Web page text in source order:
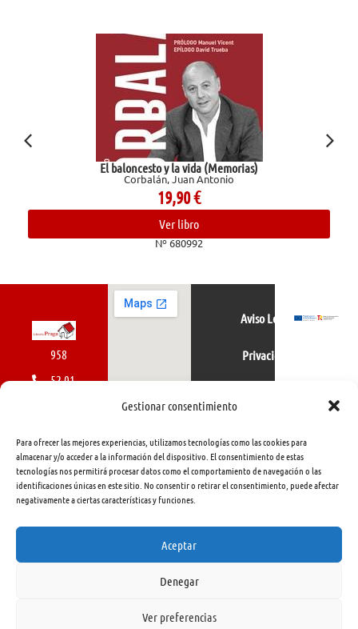
Gestionar consentimiento
Para ofrecer las mejores experiencias, utilizamos tecnologías como las cookies para
almacenar y/o acceder a la información del dispositivo. El consentimiento de estas
tecnologías nos permitirá procesar datos como el comportamiento de navegación o las
identificaciones únicas en este sitio. No consentir o retirar el consentimiento, puede afectar
negativamente a ciertas características y funciones.
Aceptar
Denegar
Ver preferencias
El baloncesto y la vida (Memorias)
Corbalán, Juan Antonio
Nº 680992
958
52 01
462
415
info@libreriapraga.com
Gracia,
Aviso Legal
Privacidad